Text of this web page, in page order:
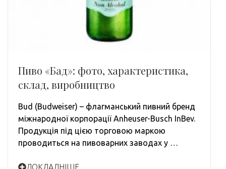
Пиво «Бад»: фото, характеристика,
склад, виробництво
Bud (Budweiser) – флагманський пивний бренд
міжнародної корпорації Anheuser-Busch InBev.
Продукція під цією торговою маркою
проводиться на пивоварних заводах у …
ДОКЛАДНІШЕ